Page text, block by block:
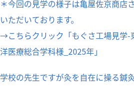
＊今回の見学の様子は亀屋佐京商店
いただいております。
→こちらクリック「もぐさ工場見学-
洋医療総合学科様_2025年」
学校の先生ですが灸を自在に操る鍼